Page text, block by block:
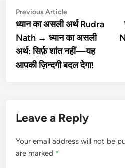
Post
navigation
Previous ArticlePrevious
article:
ध्यान का असली अर्थ Rudra
Nath → ध्यान का असली
अर्थ: सिर्फ़ शांत नहीं—यह
आपकी ज़िन्दगी बदल देगा!
Leave a Reply
Your email address will not be
are marked *